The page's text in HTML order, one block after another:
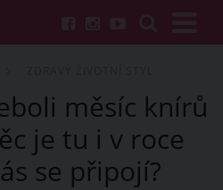
měsíc knírů
je tu i v roce
se připojí?